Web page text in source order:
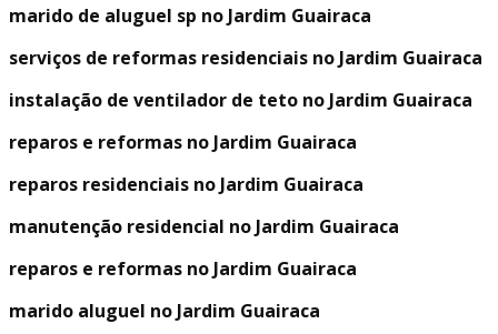
marido de aluguel sp no Jardim Guairaca
serviços de reformas residenciais no Jardim Guairaca
instalação de ventilador de teto no Jardim Guairaca
reparos e reformas no Jardim Guairaca
reparos residenciais no Jardim Guairaca
manutenção residencial no Jardim Guairaca
reparos e reformas no Jardim Guairaca
marido aluguel no Jardim Guairaca